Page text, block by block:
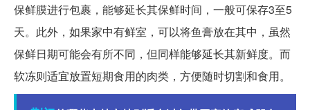
保鲜膜进行包裹，能够延长其保鲜时间，一般可保存3至5
天。此外，如果家中有鲜室，可以将鱼膏放在其中，虽然
保鲜日期可能会有所不同，但同样能够延长其新鲜度。而
软冻则适宜放置短期食用的肉类，方便随时切割和食用。